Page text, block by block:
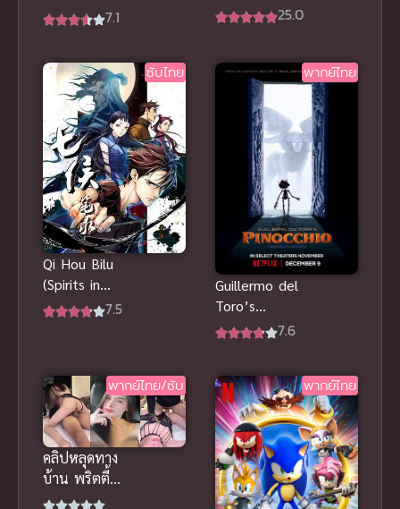
Summer
พากย์ไทย
7.1
Kamikakushi25.0
ซับไทย
Qi Hou Bilu
(Spirits in
Chinese
7.5
พากย์ไทย
Guillermo del
Toro’s
Pinocchio
ดูฟรี
7.6
พากย์ไทย/ซับ
คลิปหลุดทาง
บ้าน พริตตี้
สาว หุ่นสูงยาว
พากย์ไทย